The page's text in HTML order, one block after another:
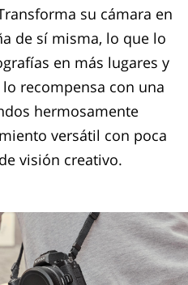
su cámara en
de sí misma, lo que lo
en más lugares y
recompensa con una
hermosamente
versátil con poca
visión creativo.